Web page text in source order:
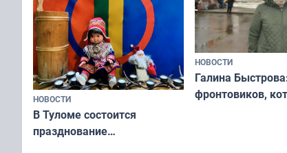
НОВОСТИ
В Туломе состоится
празднование
НОВОСТИ
Галина
фронтовиков,